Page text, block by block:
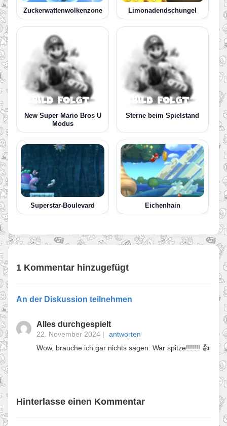
Zuckerwattenwolkenzone Limonadendschungel
New Super Mario Bros U
Modus
Sterne beim Spielstand
Superstar-Boulevard Eichenhain
1 Kommentar hinzugefügt
An der Diskussion teilnehmen
Alles durchgespielt
22. November 2024 |
antworten
Wow, brauche ich gar nichts sagen. War spitze!!!!!!! 👍
Hinterlasse einen Kommentar